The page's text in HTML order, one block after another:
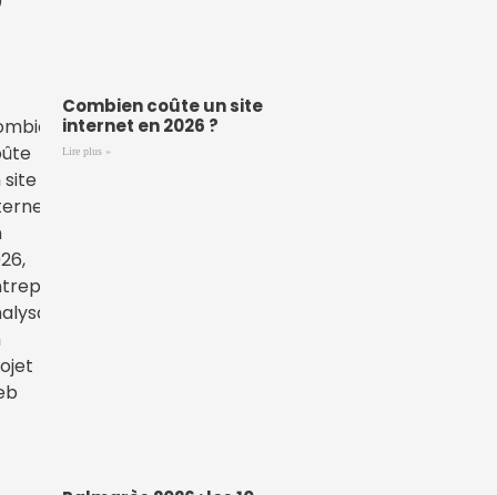
Combien coûte un site
internet en 2026 ?
Lire plus »